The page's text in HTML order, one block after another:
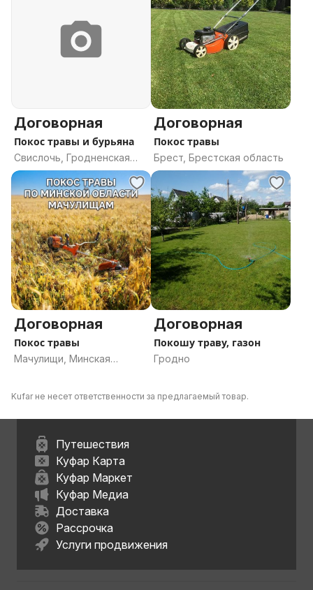
Договорная
Покос травы и бурьяна
Свислочь, Гродненская
область
Договорная
Покос травы
Брест, Брестская область
Договорная
Покос травы
Мачулищи, Минская
Договорная
Покошу траву, газон
Гродно
Kufar не несет ответственности за предлагаемый товар.
Путешествия
Куфар Карта
Куфар Маркет
Куфар Медиа
Доставка
Рассрочка
Услуги продвижения